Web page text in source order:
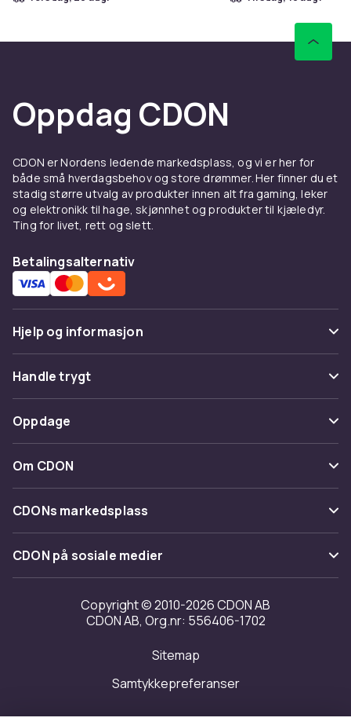
Oppdag CDON
CDON er Nordens ledende markedsplass, og vi er her for
både små hverdagsbehov og store drømmer. Her finner du et
stadig større utvalg av produkter innen alt fra gaming, leker
og elektronikk til hage, skjønnhet og produkter til kjæledyr.
Ting for livet, rett og slett.
Betalingsalternativ
Hjelp og informasjon
Vanlige spørsmål
Spor pakke
Angre & returner her
Kontakt oss
Handle trygt
Betaling
Levering
Tilbakekallinger
Oppdage
Kategorier
Varemerker
Om CDON
Om oss
Kundeanmeldelser
Jobbe på CDON
Investor relations
Tilgjengelighet
CDONs markedsplass
Merchant Help Center
CDON på sosiale medier
Copyright © 2010-2026 CDON AB
CDON AB, Org.nr: 556406-1702
Sitemap
Samtykkepreferanser